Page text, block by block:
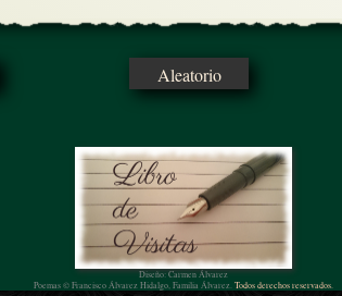
Aleatorio
Diseño: Carmen Álvarez
Poemas © Francisco Álvarez Hidalgo, Familia Álvarez. Todos derechos reservados.